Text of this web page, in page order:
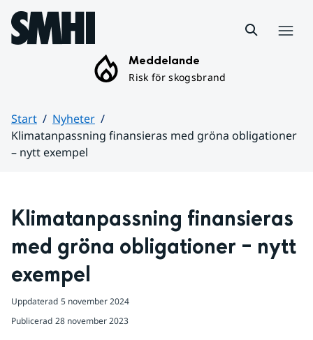
Hoppa till sidans innehåll
Meddelande
Risk för skogsbrand
Start
Nyheter
Klimatanpassning finansieras med gröna obligationer
– nytt exempel
Klimatanpassning finansieras
med gröna obligationer – nytt
exempel
Uppdaterad 5 november 2024
Publicerad 28 november 2023